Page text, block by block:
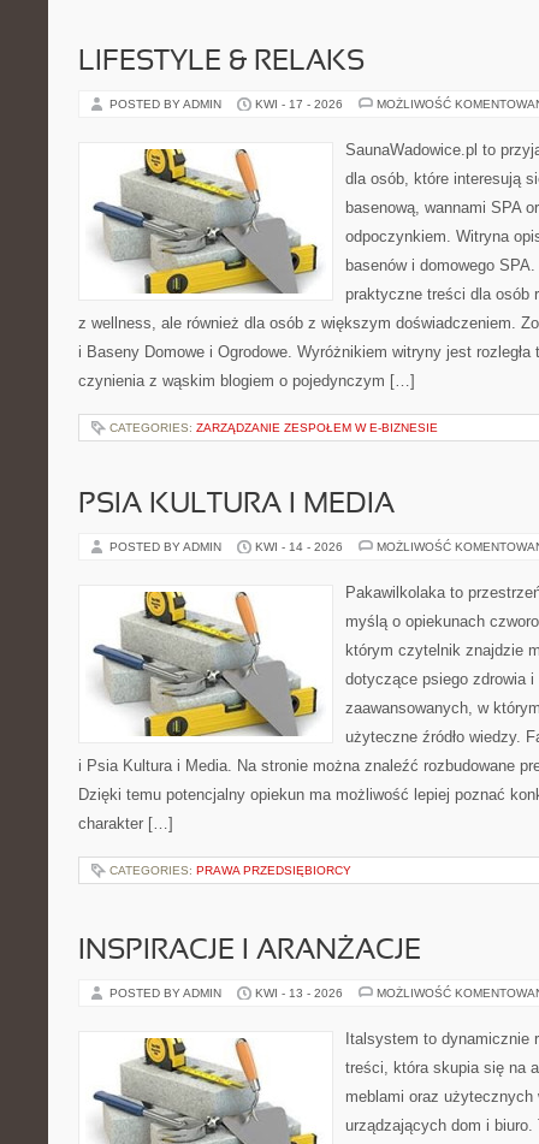
LIFESTYLE & RELAKS
POSTED BY ADMIN KWI - 17 - 2026 MOŻLIWOŚĆ
SaunaWadowice.pl to
dla osób, które interesują
basenową, wannami SPA
odpoczynkiem. Witryna
basenów i domowego
praktyczne treści dla osób
z wellness, ale również dla osób z większym doświadczeniem.
i Baseny Domowe i Ogrodowe. Wyróżnikiem witryny jest
czynienia z wąskim blogiem o pojedynczym […]
CATEGORIES: ZARZĄDZANIE ZESPOŁEM W E-BIZNESIE
PSIA KULTURA I MEDIA
POSTED BY ADMIN KWI - 14 - 2026 MOŻLIWOŚĆ
Pakawilkolaka to
myślą o opiekunach
którym czytelnik znajdzie
dotyczące psiego zdrowia
zaawansowanych, w
użyteczne źródło wiedzy.
i Psia Kultura i Media. Na stronie można znaleźć rozbudowane
Dzięki temu potencjalny opiekun ma możliwość lepiej poznać
charakter […]
CATEGORIES: PRAWA PRZEDSIĘBIORCY
INSPIRACJE I ARANŻACJE
POSTED BY ADMIN KWI - 13 - 2026 MOŻLIWOŚĆ
Italsystem to dynamicznie
treści, która skupia się na
meblami oraz
urządzających dom i